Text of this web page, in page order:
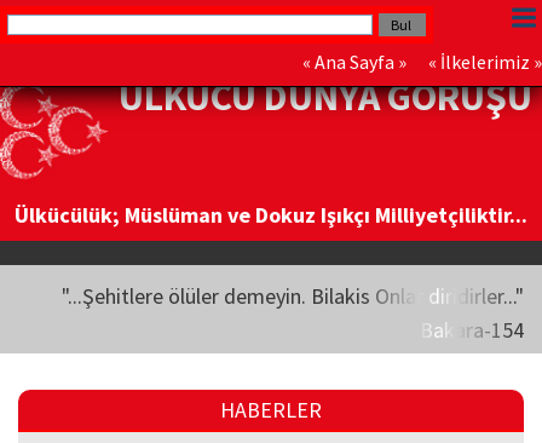
« Ana Sayfa » « İlkelerimiz »
ÜLKÜCÜ DÜNYA GÖRÜŞÜ
Ülkücülük; Müslüman ve Dokuz Işıkçı Milliyetçiliktir...
"...Şehitlere ölüler demeyin. Bilakis Onlar diridirler..."
Bakara-154
HABERLER